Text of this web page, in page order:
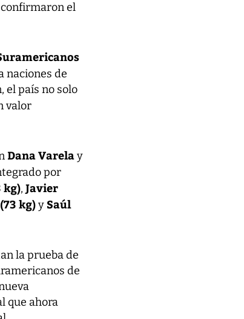
confirmaron el
naciones de
el país no solo
valor
Dana Varelay
por
kg), Javier
kg)y Saúl
la prueba de
de
que ahora